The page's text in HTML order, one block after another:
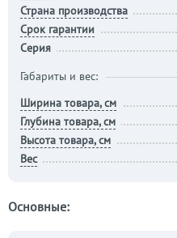
Страна производства
Срок гарантии
Серия
Габариты и вес:
Ширина товара, см
Глубина товара, см
Высота товара, см
Вес
Основные: